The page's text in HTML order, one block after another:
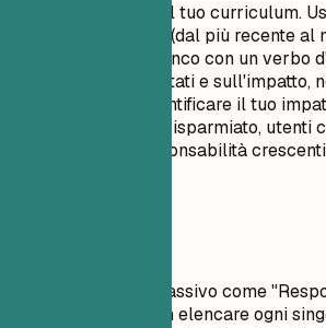
Questo è il cuore del tuo curriculum.
cronologico inverso (dal più recente al
Inizia ogni punto elenco con un verbo
Concentrati sui risultati e sull'impatto,
Usa numeri per quantificare il tuo
percentuali, tempo risparmiato, utenti
progressione e responsabilità
Evita il linguaggio passivo come
"Incaricato di...". Non elencare ogni